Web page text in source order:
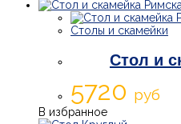
Столы и скамейки
Стол и
5720 руб
В избранное